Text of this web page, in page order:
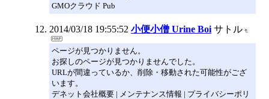
GMOクラウド Pub
2014/03/18 19:55:52 小便小僧 Urine Boi サトル
ページが見つかりません。
お探しのページが見つかりませんでした。
URLが間違っているか、削除・移動された可能性がござ
います。
デネット会社概要 | メンテナンス情報 | プライバシーポリ